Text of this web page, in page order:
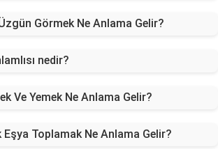
Görmek Ne Anlama Gelir?
nedir?
Ve Yemek Ne Anlama Gelir?
Eşya Toplamak Ne Anlama Gelir?